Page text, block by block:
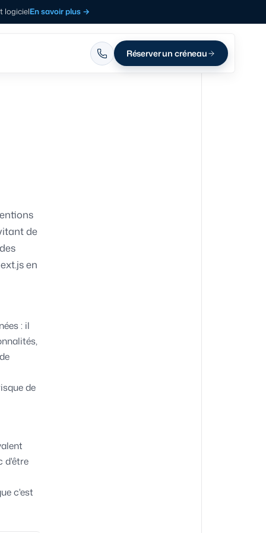
logicielEn savoir plus →
Réserver un créneau
de
en
: il
de
d'être
c'est